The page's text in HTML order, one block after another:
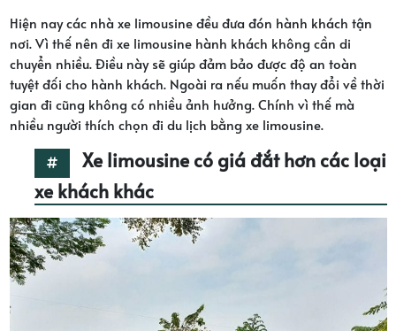
Hiện nay các nhà xe limousine đều đưa đón hành khách tận
nơi. Vì thế nên đi xe limousine hành khách không cần di
chuyển nhiều. Điều này sẽ giúp đảm bảo được độ an toàn
tuyệt đối cho hành khách. Ngoài ra nếu muốn thay đổi về thời
gian đi cũng không có nhiều ảnh hưởng. Chính vì thế mà
nhiều người thích chọn đi du lịch bằng xe limousine.
Xe limousine có giá đắt hơn các loại
xe khách khác